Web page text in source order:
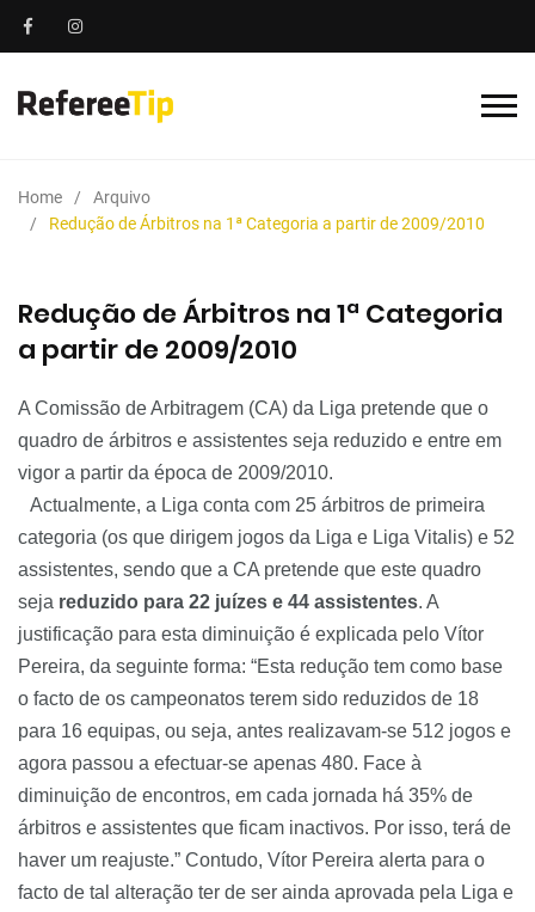
Home
Arquivo
Redução de Árbitros na 1ª Categoria a partir de 2009/2010
Redução de Árbitros na 1ª Categoria
a partir de 2009/2010
A Comissão de Arbitragem (CA) da Liga pretende que o
quadro de árbitros e assistentes seja reduzido e entre em
vigor a partir da época de 2009/2010.
Actualmente, a Liga conta com 25 árbitros de primeira
categoria (os que dirigem jogos da Liga e Liga Vitalis) e 52
assistentes, sendo que a CA pretende que este quadro
seja reduzido para 22 juízes e 44 assistentes. A
justificação para esta diminuição é explicada pelo Vítor
Pereira, da seguinte forma: “Esta redução tem como base
o facto de os campeonatos terem sido reduzidos de 18
para 16 equipas, ou seja, antes realizavam-se 512 jogos e
agora passou a efectuar-se apenas 480. Face à
diminuição de encontros, em cada jornada há 35% de
árbitros e assistentes que ficam inactivos. Por isso, terá de
haver um reajuste.” Contudo, Vítor Pereira alerta para o
facto de tal alteração ter de ser ainda aprovada pela Liga e